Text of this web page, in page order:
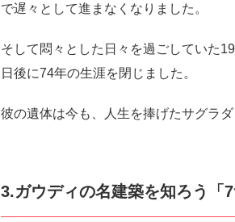
で遅々として進まなくなりました。
そして悶々とした日々を過ごしていた
日後に74年の生涯を閉じました。
彼の遺体は今も、人生を捧げたサグラ
3.ガウディの名建築を知ろう「7